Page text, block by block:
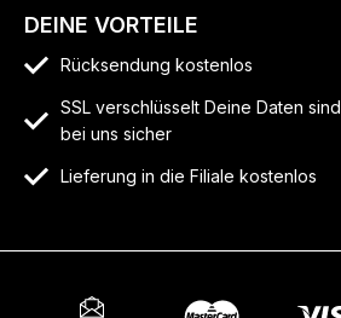
DEINE VORTEILE
Rücksendung kostenlos
SSL verschlüsselt Deine Daten sind
bei uns sicher
Lieferung in die Filiale kostenlos